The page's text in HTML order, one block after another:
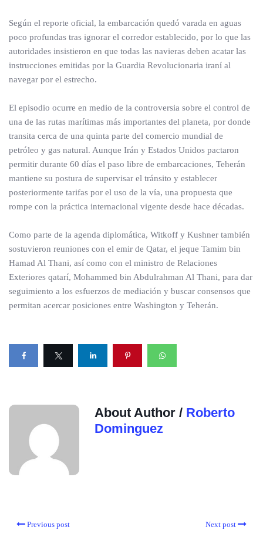
Según el reporte oficial, la embarcación quedó varada en aguas
poco profundas tras ignorar el corredor establecido, por lo que las
autoridades insistieron en que todas las navieras deben acatar las
instrucciones emitidas por la Guardia Revolucionaria iraní al
navegar por el estrecho.
El episodio ocurre en medio de la controversia sobre el control de
una de las rutas marítimas más importantes del planeta, por donde
transita cerca de una quinta parte del comercio mundial de
petróleo y gas natural. Aunque Irán y Estados Unidos pactaron
permitir durante 60 días el paso libre de embarcaciones, Teherán
mantiene su postura de supervisar el tránsito y establecer
posteriormente tarifas por el uso de la vía, una propuesta que
rompe con la práctica internacional vigente desde hace décadas.
Como parte de la agenda diplomática, Witkoff y Kushner también
sostuvieron reuniones con el emir de Qatar, el jeque Tamim bin
Hamad Al Thani, así como con el ministro de Relaciones
Exteriores qatarí, Mohammed bin Abdulrahman Al Thani, para dar
seguimiento a los esfuerzos de mediación y buscar consensos que
permitan acercar posiciones entre Washington y Teherán.
About Author / Roberto
Dominguez
Previous post Next post